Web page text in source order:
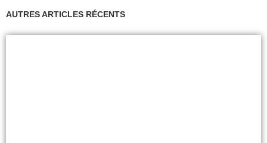
AUTRES ARTICLES RÉCENTS